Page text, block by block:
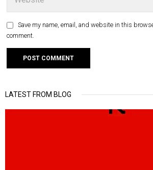
Save my name, email, and website in this
comment.
LATEST FROM BLOG